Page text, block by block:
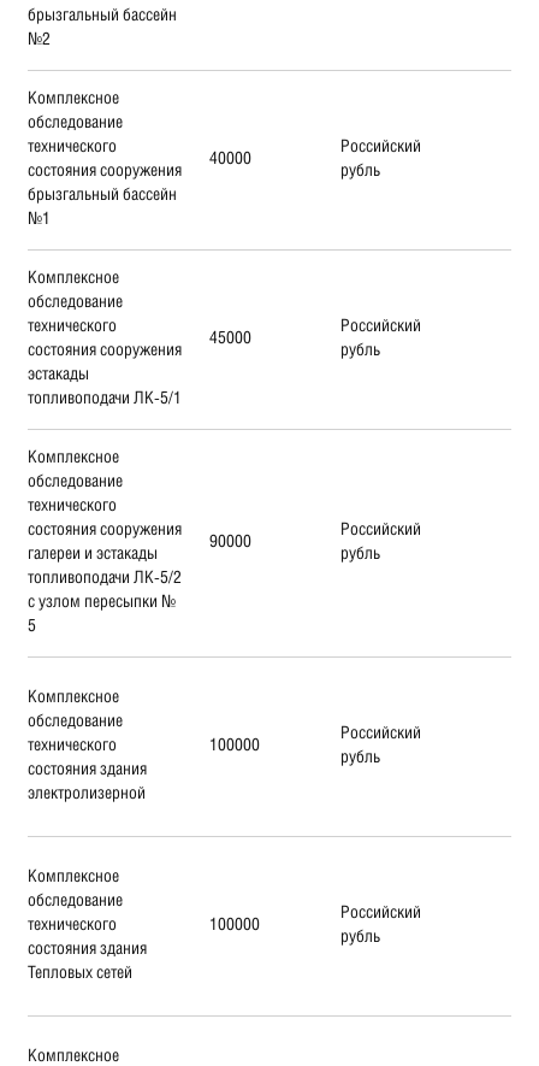
брызгальный бассейн
№2
Комплексное
обследование
технического
состояния сооружения
брызгальный бассейн
№1
40000
Российский
рубль
Комплексное
обследование
технического
состояния сооружения
эстакады
топливоподачи ЛК-5/1
45000
Российский
рубль
Комплексное
обследование
технического
состояния сооружения
галереи и эстакады
топливоподачи ЛК-5/2
с узлом пересыпки №
5
90000
Российский
рубль
Комплексное
обследование
технического
состояния здания
электролизерной
100000
Российский
рубль
Комплексное
обследование
технического
состояния здания
Тепловых сетей
100000
Российский
рубль
Комплексное